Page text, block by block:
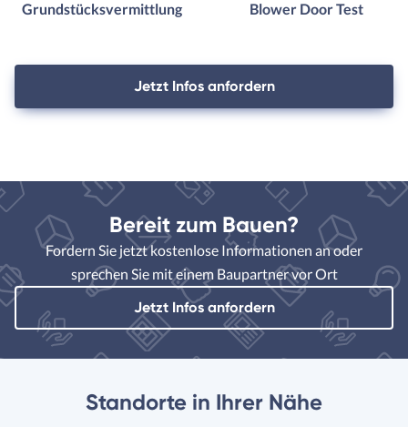
Grundstücksvermittlung Blower Door Test
Jetzt Infos anfordern
Bereit zum Bauen?
Fordern Sie jetzt kostenlose Informationen an oder
sprechen Sie mit einem Baupartner vor Ort
Jetzt Infos anfordern
Standorte in Ihrer Nähe